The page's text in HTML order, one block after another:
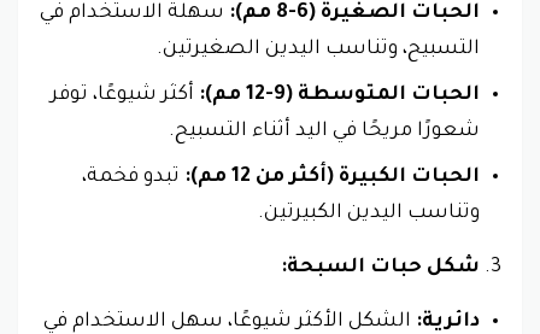
الحبات الصغيرة (6-8 مم):
سهلة الاستخدام في
التسبيح، وتناسب اليدين الصغيرتين.
الحبات المتوسطة (9-12 مم):
أكثر شيوعًا، توفر
شعورًا مريحًا في اليد أثناء التسبيح.
الحبات الكبيرة (أكثر من 12 مم):
تبدو فخمة،
وتناسب اليدين الكبيرتين.
شكل حبات السبحة:
دائرية: الشكل الأكثر شيوعًا، سهل الاستخدام في